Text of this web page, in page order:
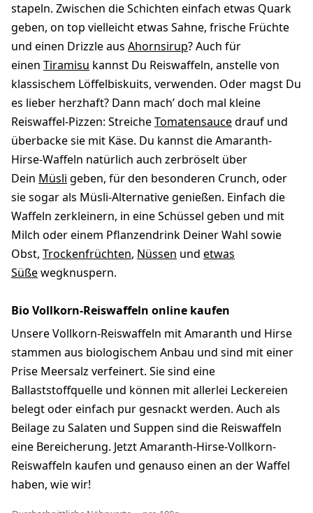
stapeln. Zwischen die Schichten einfach etwas Quark
geben, on top vielleicht etwas Sahne, frische Früchte
und einen Drizzle aus Ahornsirup? Auch für
einen Tiramisu kannst Du Reiswaffeln, anstelle von
klassischem Löffelbiskuits, verwenden. Oder magst Du
es lieber herzhaft? Dann mach’ doch mal kleine
Reiswaffel-Pizzen: StreicheTomatensaucedrauf und
überbacke sie mit Käse. Du kannst die Amaranth-
Hirse-Waffeln natürlich auch zerbröselt über
Dein Müsli geben, für den besonderen Crunch, oder
sie sogar als Müsli-Alternative genießen. Einfach die
Waffeln zerkleinern, in eine Schüssel geben und mit
Milch oder einem Pflanzendrink Deiner Wahl sowie
Obst, Trockenfrüchten, Nüssen und etwas
Süßewegknuspern.
Bio Vollkorn-Reiswaffeln online kaufen
Unsere Vollkorn-Reiswaffeln mit Amaranth und Hirse
stammen aus biologischem Anbau und sind mit einer
Prise Meersalz verfeinert. Sie sind eine
Ballaststoffquelle und können mit allerlei Leckereien
belegt oder einfach pur gesnackt werden. Auch als
Beilage zu Salaten und Suppen sind die Reiswaffeln
eine Bereicherung. Jetzt Amaranth-Hirse-Vollkorn-
Reiswaffeln kaufen und genauso einen an der Waffel
haben, wie wir!